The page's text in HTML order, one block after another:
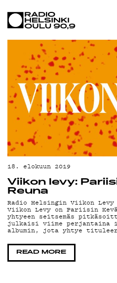
OHJELMAT
TEKIJÄT
ON-DEMAND
PODCAST
MAINOSTA
G LIVELAB
TIETOSUOJA
KIRJAUDU SISÄÄN
18. elokuun 2019
Viikon levy:
Reuna
Radio Helsingin Viikon Levy
Viikon Levy on Pariisin
yhtyeen seitsemäs
julkaisi viime perjantaina
albumin, jota yhtye
READ MORE